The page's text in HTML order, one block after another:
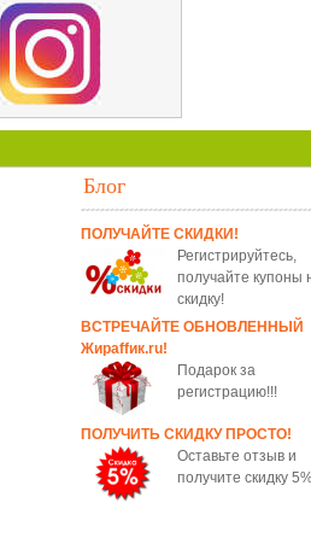
Блог
ПОЛУЧАЙТЕ СКИДКИ!
Регистрируйтесь,
получайте купоны
скидку!
ВСТРЕЧАЙТЕ ОБНОВЛЕННЫЙ
Жираffик.ru!
Подарок за
регистрацию!!!
ПОЛУЧИТЬ СКИДКУ ПРОСТО!
Оставьте отзыв и
получите скидку